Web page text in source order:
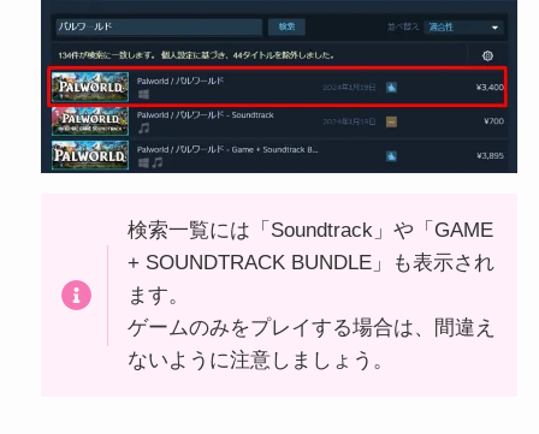
検索一覧には「Soundtrack」や「GAME
+ SOUNDTRACK BUNDLE」も表示され
ます。
ゲームのみをプレイする場合は、間違え
ないように注意しましょう。